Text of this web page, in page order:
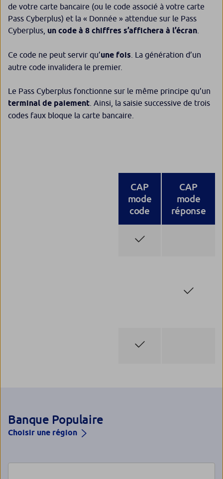
de votre carte bancaire (ou le code associé à votre carte
Pass Cyberplus) et la « Donnée » attendue sur le Pass
Cyberplus, un code à 8 chiffres s’affichera à l’écran
Ce code ne peut servir qu’une fois . La génération d’un
autre code invalidera le premier.
Le Pass Cyberplus fonctionne sur le même principe qu’un
terminal de paiement . Ainsi, la saisie successive de trois
codes faux bloque la carte bancaire.
CAP
mode
code
CAP
mode
réponse
Banque Populaire
Choisir une région